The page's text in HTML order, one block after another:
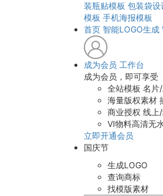
装瓶贴模板 包装袋设
模板 手机海报模板
首页 智能LOGO生成
成为会员 工作台
成为会员，即可享受
全站模板 名片
海量版权素材
商业授权 线上
VI物料高清无
立即开通会员
国庆节
生成LOGO
查询商标
找模版素材